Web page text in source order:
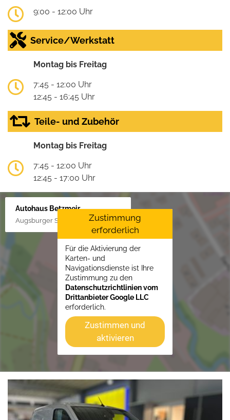
9:00 - 12:00 Uhr
Service/Werkstatt
Montag bis Freitag
7:45 - 12:00 Uhr
12:45 - 16:45 Uhr
Teile- und Zubehör
Montag bis Freitag
7:45 - 12:00 Uhr
12:45 - 17:00 Uhr
Autohaus Betzmeir
Augsburger Str. 33, 86551 Aichach
Zustimmung
erforderlich
Für die Aktivierung der
Karten- und
Navigationsdienste ist Ihre
Zustimmung zu den
Datenschutzrichtlinien vom
Drittanbieter Google LLC
erforderlich.
Zustimmen und
aktivieren